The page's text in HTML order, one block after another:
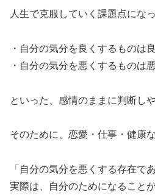
人生で克服していく課題点にな
・自分の気分を良くするものは
・自分の気分を悪くするものは
といった、感情のままに判断し
そのために、恋愛・仕事・健康
「自分の気分を悪くする存在で
実際は、自分のためになることが